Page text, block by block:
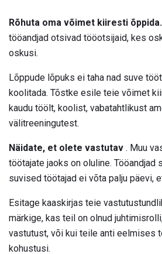
Rõhuta oma võimet kiiresti õppida.
tööandjad otsivad tööotsijaid, kes
oskusi.
Lõppude lõpuks ei taha nad suve
koolitada. Tõstke esile teie võimet
kaudu töölt, koolist, vabatahtlikust
välitreeningutest.
Näidate, et olete vastutav . Muu
töötajate jaoks on oluline. Tööandjad
suvised töötajad ei võta palju päevi,
Esitage kaaskirjas teie
märkige, kas teil on olnud
vastutust, või kui teile anti eelmises
kohustusi.